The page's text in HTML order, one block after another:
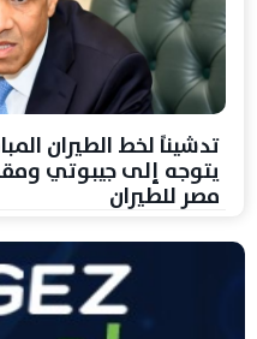
تدشيناً لخط الطيران
يتوجه إلى جيبوتي
مصر للطيران